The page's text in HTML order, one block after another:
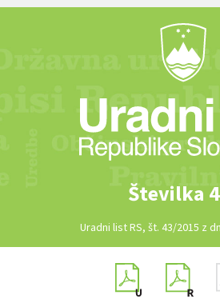
Številka
Uradni list RS, št. 43/2015 z